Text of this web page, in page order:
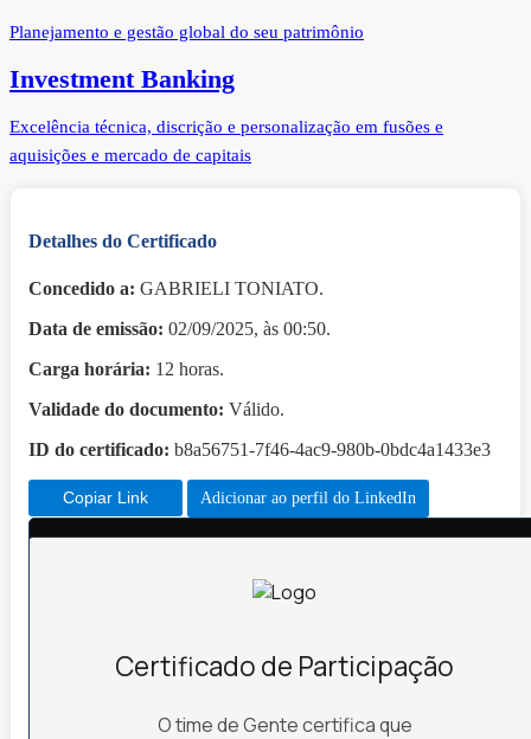
Planejamento e gestão global do seu patrimônio
Investment Banking
Excelência técnica, discrição e personalização em fusões e
aquisições e mercado de capitais
Detalhes do Certificado
Concedido a: GABRIELI TONIATO.
Data de emissão: 02/09/2025, às 00:50.
Carga horária: 12 horas.
Validade do documento: Válido.
ID do certificado: b8a56751-7f46-4ac9-980b-0bdc4a1433e3
Copiar Link Adicionar ao perfil do LinkedIn
Certificado de Participação
O time de Gente certifica que